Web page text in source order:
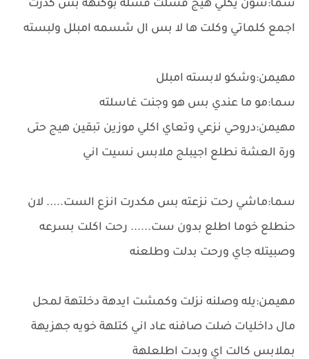
سما:شون يكلي هيج فشلت فشله بوكتهة بس كدرت
اجمع كلماتي وكلت ها لا بس ال شسمه امبلل ولبسته
مهيمن:وشكو لابسته امبلل
سما:مو ما عندي بس هو وجنت غاسلته
مهيمن:دروحي نزعي وتعاي اكلي موزين تبقين هيج حتى
ورة العشة نطلع اجيبلج ملابس نسيت اني
سما:ماشي رحت نزعته بس مكدرت انزع الست..... لان
حنطلع خوما اطلع بدون ست...... رحت اكلت بسرعه
وصبيتله جاي ورحت بدلت وطلعنه
مهيمن:يله وصلنه نزلت وكمشت ايدهة دخلتهة لمحل
مال داخليات ضلت صافنه عاد اني كتلهة خويه جهزيهة
بملابس كالت اي وبدت اطلعلهة